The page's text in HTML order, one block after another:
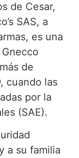
de Cesar,
SAS, a
es una
de
cuando las
por la
(SAE).
a su familia